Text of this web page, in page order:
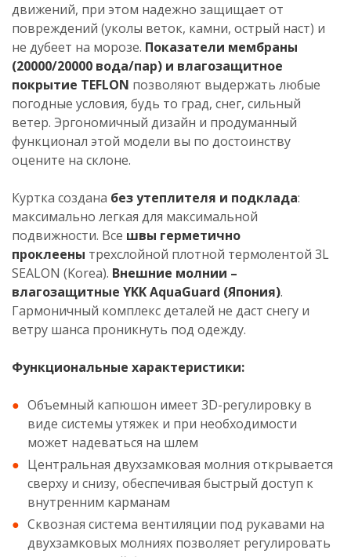
движений, при этом надежно защищает от
повреждений (уколы веток, камни, острый наст) и
не дубеет на морозе. Показатели мембраны
(20000/20000 вода/пар) и влагозащитное
покрытие TEFLON позволяют выдержать любые
погодные условия, будь то град, снег, сильный
ветер. Эргономичный дизайн и продуманный
функционал этой модели вы по достоинству
оцените на склоне.
Куртка создана без утеплителя и подклада:
максимально легкая для максимальной
подвижности. Все швы герметично
проклеены трехслойной плотной термолентой 3L
SEALON (Korea). Внешние молнии –
влагозащитные YKK AquaGuard (Япония).
Гармоничный комплекс деталей не даст снегу и
ветру шанса проникнуть под одежду.
Функциональные характеристики:
Объемный капюшон имеет 3D-регулировку в
виде системы утяжек и при необходимости
может надеваться на шлем
Центральная двухзамковая молния открывается
сверху и снизу, обеспечивая быстрый доступ к
внутренним карманам
Сквозная система вентиляции под рукавами на
двухзамковых молниях позволяет регулировать